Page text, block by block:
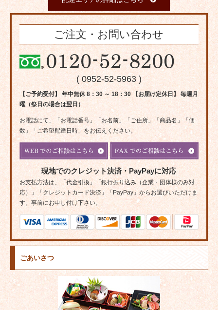
ご注文・お問い合わせ
( 0952-52-5963 )
【ご予約受付】 年中無休 8：30 ～ 18：30 【お届け定休日】 毎週月
曜（祭日の場合は翌日）
お電話にて、「お電話番号」「お名前」「ご住所」「商品名」「個
数」「ご希望配達日時」をお伝えください。
現地でのクレジット決済・PayPayに対応
お支払方法は、「代金引換」「銀行振り込み（企業・団体様のみ対
応）」「クレジットカード決済」「PayPay」からお選びいただけま
す。事前にお申し付け下さい。
ごあいさつ